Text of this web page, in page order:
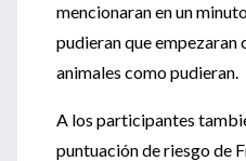
mencionaran en un
pudieran que empezaran
animales como pudieran.
A los participantes
puntuación de riesgo de